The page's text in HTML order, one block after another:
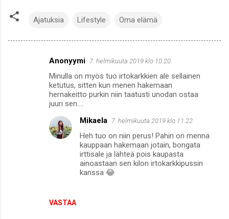
Ajatuksia Lifestyle Oma elämä
Anonyymi 7. helmikuuta 2019 klo 10.20
Minulla on myös tuo irtokarkkien ale sellainen
ketutus, sitten kun menen hakemaan
hernakeitto purkin niin taatusti unodan ostaa
juuri sen....
VASTAA
Mikaela 7. helmikuuta 2019 klo 11.22
Heh tuo on niin perus! Pahin on mennä
kauppaan hakemaan jotain, bongata
irttisale ja lähteä pois kaupasta
ainoastaan sen kilon irtokarkkipussin
kanssa 😂